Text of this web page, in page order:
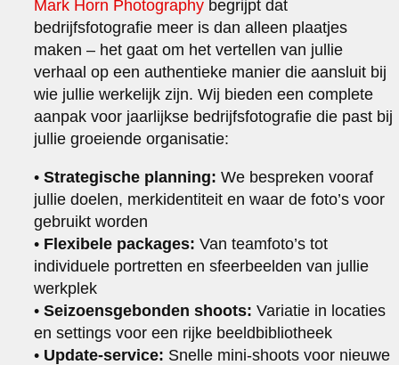
Mark Horn Photography begrijpt dat
bedrijfsfotografie meer is dan alleen plaatjes
maken – het gaat om het vertellen van jullie
verhaal op een authentieke manier die aansluit bij
wie jullie werkelijk zijn. Wij bieden een complete
aanpak voor jaarlijkse bedrijfsfotografie die past bij
jullie groeiende organisatie:
•Strategische planning: We bespreken vooraf
jullie doelen, merkidentiteit en waar de foto’s voor
gebruikt worden
• Flexibele packages: Van teamfoto’s tot
individuele portretten en sfeerbeelden van jullie
werkplek
•Seizoensgebonden shoots: Variatie in locaties
en settings voor een rijke beeldbibliotheek
• Update-service: Snelle mini-shoots voor nieuwe